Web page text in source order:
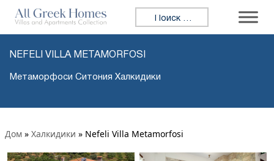
Искать:
NEFELI VILLA METAMORFOSI
Метаморфоси Ситония Халкидики
Дом » Халкидики » Nefeli Villa Metamorfosi